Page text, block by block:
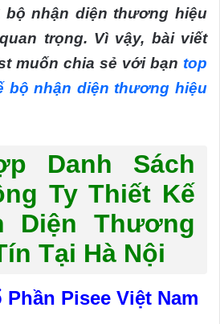
bộ nhận diện thương hiệu
trọng. Vì vậy, bài viết
muốn chia sẻ với bạn top
bộ nhận diện thương hiệu
Danh Sách
Ty Thiết Kế
Diện Thương
Tại Hà Nội
Phần Pisee Việt Nam